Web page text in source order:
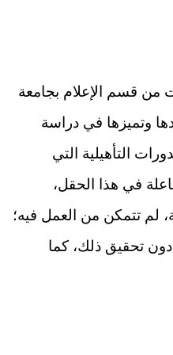
قسم الإعلام بجامعة
وتميزها في دراسة
التأهيلية التي
في هذا الحقل،
لم تتمكن من العمل فيه؛
تحقيق ذلك، كما